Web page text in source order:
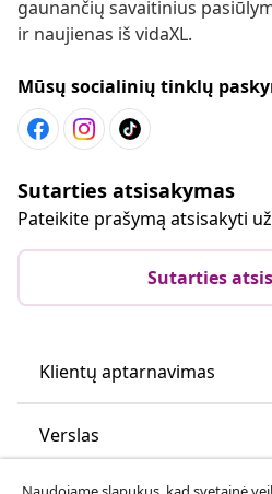
gaunančių savaitinius
ir naujienas iš vidaXL.
Mūsų socialinių tinklų
Sutarties atsisakymas
Pateikite prašymą atsisakyti
Sutarties
Klientų aptarnavimas
Verslas